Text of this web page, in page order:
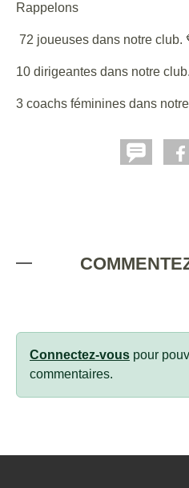
Rappelons
72 joueuses dans notre club.
10 dirigeantes dans notre
3 coachs féminines dans
Connectez-vous pour
commentaires.